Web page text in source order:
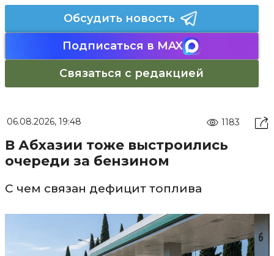
Обсудить новость
Подписаться в MAX
Связаться с редакцией
06.08.2026, 19:48 1183
В Абхазии тоже выстроились
очереди за бензином
С чем связан дефицит топлива